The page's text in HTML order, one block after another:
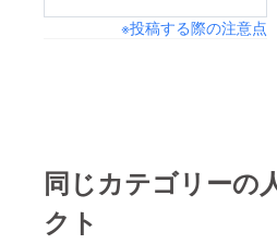
電気の配線工事もやり
※投稿する際の注意点
同じカテゴリーの
クト